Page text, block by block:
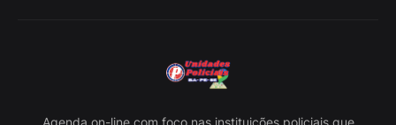
Agenda on-line com foco nas instituições policiais que